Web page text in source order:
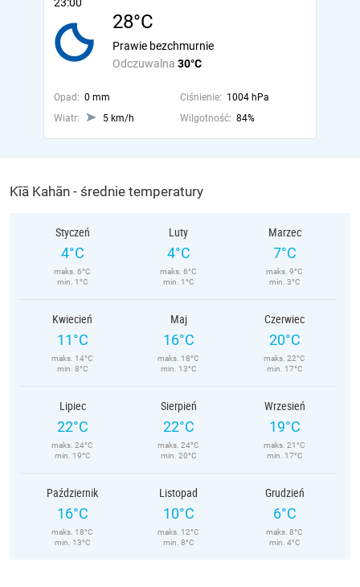
28°C
Odczuwalna 30°C
Prawie bezchmurnie
Opad: 0 mm Ciśnienie: 1004 hPa
Wiatr:
5 km/h Wilgotność: 84%
Kīā Kahān - średnie temperatury
Styczeń
4°C
maks. 6°C
min. 1°C
Luty
4°C
maks. 6°C
min. 1°C
Marzec
7°C
maks. 9°C
min. 3°C
Kwiecień
11°C
maks. 14°C
min. 8°C
Maj
16°C
maks. 18°C
min. 13°C
Czerwiec
20°C
maks. 22°C
min. 17°C
Lipiec
22°C
maks. 24°C
min. 19°C
Sierpień
22°C
maks. 24°C
min. 20°C
Wrzesień
19°C
maks. 21°C
min. 17°C
Październik
16°C
maks. 18°C
min. 13°C
Listopad
10°C
maks. 12°C
min. 8°C
Grudzień
6°C
maks. 8°C
min. 4°C